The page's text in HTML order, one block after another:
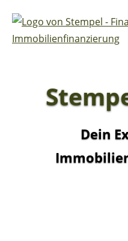
Dein